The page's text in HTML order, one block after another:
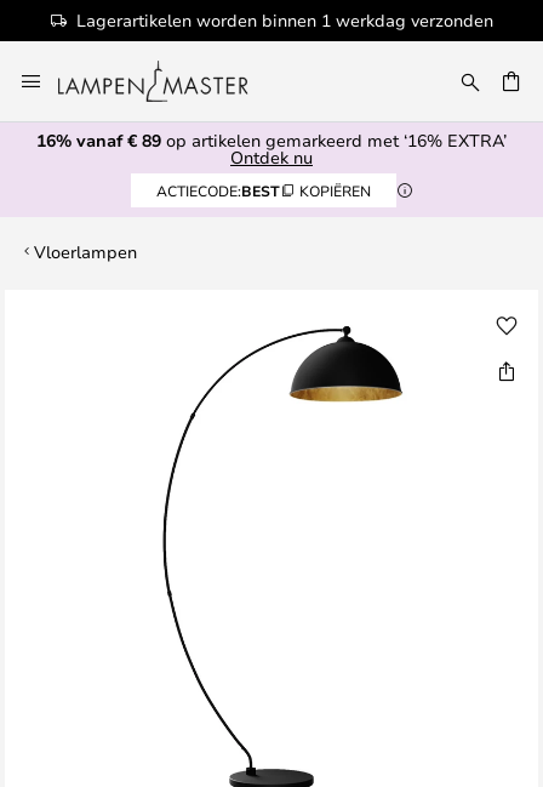
Lagerartikelen worden binnen 1 werkdag verzonden
naar
de
inhoud
16% vanaf € 89 op artikelen gemarkeerd met ‘16% EXTRA’
Ontdek nu
ACTIECODE:BEST KOPIËREN
Vloerlampen